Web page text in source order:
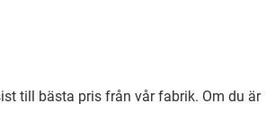
till bästa pris från vår fabrik. Om du är